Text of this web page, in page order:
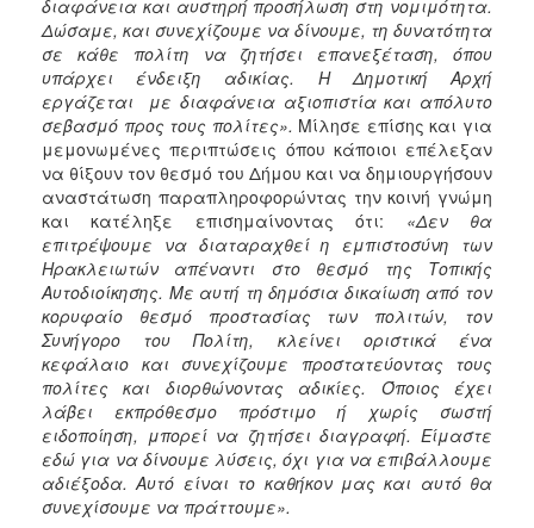
διαφάνεια και αυστηρή προσήλωση στη νομιμότητα.
Δώσαμε, και συνεχίζουμε να δίνουμε, τη δυνατότητα
σε κάθε πολίτη να ζητήσει επανεξέταση, όπου
υπάρχει ένδειξη αδικίας. Η Δημοτική Αρχή
εργάζεται με διαφάνεια αξιοπιστία και απόλυτο
σεβασμό προς τους πολίτες». Μίλησε επίσης και για
μεμονωμένες περιπτώσεις όπου κάποιοι επέλεξαν
να θίξουν τον θεσμό του Δήμου και να δημιουργήσουν
αναστάτωση παραπληροφορώντας την κοινή γνώμη
και κατέληξε επισημαίνοντας ότι: «Δεν θα
επιτρέψουμε να διαταραχθεί η εμπιστοσύνη των
Ηρακλειωτών απέναντι στο θεσμό της Τοπικής
Αυτοδιοίκησης. Με αυτή τη δημόσια δικαίωση από τον
κορυφαίο θεσμό προστασίας των πολιτών, τον
Συνήγορο του Πολίτη, κλείνει οριστικά ένα
κεφάλαιο και συνεχίζουμε προστατεύοντας τους
πολίτες και διορθώνοντας αδικίες. Όποιος έχει
λάβει εκπρόθεσμο πρόστιμο ή χωρίς σωστή
ειδοποίηση, μπορεί να ζητήσει διαγραφή. Είμαστε
εδώ για να δίνουμε λύσεις, όχι για να επιβάλλουμε
αδιέξοδα. Αυτό είναι το καθήκον μας και αυτό θα
συνεχίσουμε να πράττουμε».